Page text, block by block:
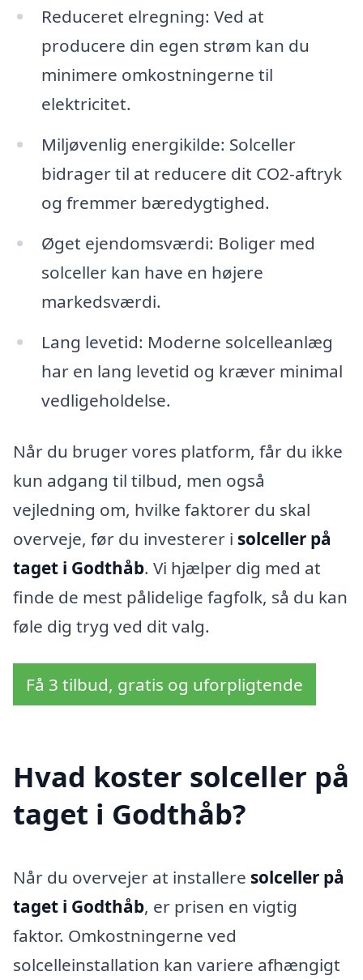
Reduceret elregning: Ved at
producere din egen strøm kan du
minimere omkostningerne til
elektricitet.
Miljøvenlig energikilde: Solceller
bidrager til at reducere dit CO2-aftryk
og fremmer bæredygtighed.
Øget ejendomsværdi: Boliger med
solceller kan have en højere
markedsværdi.
Lang levetid: Moderne solcelleanlæg
har en lang levetid og kræver minimal
vedligeholdelse.
Når du bruger vores platform, får du ikke
kun adgang til tilbud, men også
vejledning om, hvilke faktorer du skal
overveje, før du investerer i solceller på
taget i Godthåb. Vi hjælper dig med at
finde de mest pålidelige fagfolk, så du kan
føle dig tryg ved dit valg.
Få 3 tilbud, gratis og uforpligtende
Hvad koster solceller på
taget i Godthåb?
Når du overvejer at installere solceller på
taget i Godthåb, er prisen en vigtig
faktor. Omkostningerne ved
solcelleinstallation kan variere afhængigt